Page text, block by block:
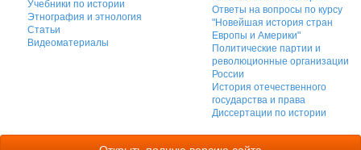
Учебники по истории
Этнография и этнология
Статьи
Видеоматериалы
Ответы на вопросы по курсу
"Новейшая история стран
Европы и Америки"
Политические партии и
революционные организации
России
История отечественного
государства и права
Диссертации по истории